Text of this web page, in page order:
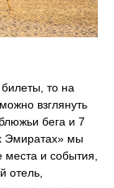
то на
взглянуть
бега и 7
Эмиратах» мы
и события,
отель,